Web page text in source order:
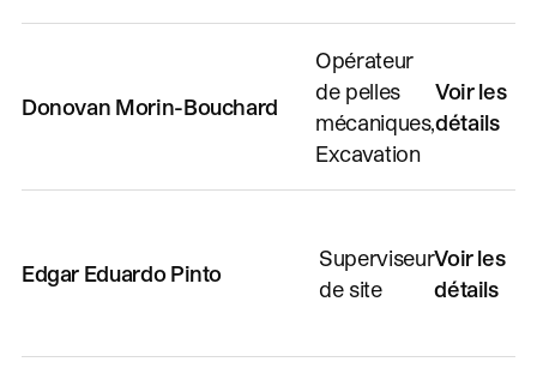
Donovan Morin-Bouchard
Opérateur
de pelles
mécaniques,
Excavation
Voir les
détails
Edgar Eduardo Pinto
Superviseur
de site
Voir les
détails